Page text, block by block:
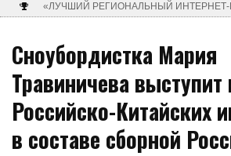
«ЛУЧШИЙ РЕГИОНАЛЬНЫЙ ИНТЕРНЕТ-
Сноубордистка Мария
Травиничева выступит
Российско-Китайских
в составе сборной